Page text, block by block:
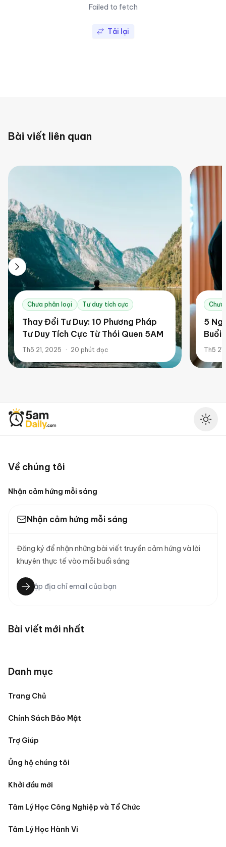
Failed to fetch
Tải lại
Bài viết liên quan
Chưa phân loại Tư duy tích cực
Thay Đổi Tư Duy: 10 Phương Pháp
Tư Duy Tích Cực Từ Thói Quen 5AM
Th5 21, 2025 · 20 phút đọc
5
Buổi
Th5
5AM Daily
Về chúng tôi
Nhận cảm hứng mỗi sáng
Nhận cảm hứng mỗi sáng
Đăng ký để nhận những bài viết truyền cảm hứng và lời
khuyên thực tế vào mỗi buổi sáng
Bài viết mới nhất
Danh mục
Trang Chủ
Chính Sách Bảo Mật
Trợ Giúp
Ủng hộ chúng tôi
Khởi đầu mới
Tâm Lý Học Công Nghiệp và Tổ Chức
Tâm Lý Học Hành Vi